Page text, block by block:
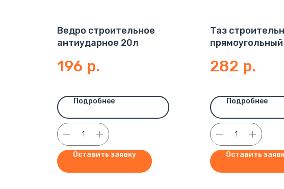
Ведро строительное
антиударное 20л
196 р.
Подробнее
Оставить заявку
Таз
282 р.
Подробнее
Оставить